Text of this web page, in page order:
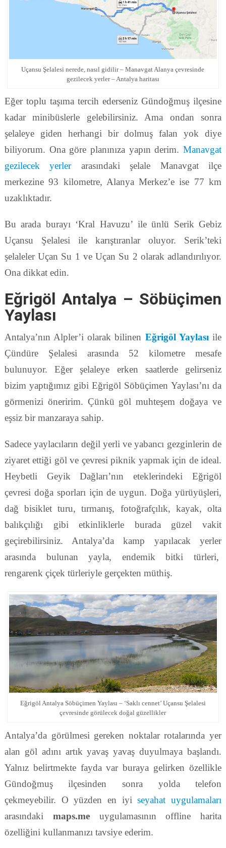
Uçansu Şelalesi nerede, nasıl gidilir – Manavgat Alanya çevresinde
gezilecek yerler – Antalya haritası
Eğer toplu taşıma tercih ederseniz Gündoğmuş ilçesine
kadar minibüslerle gelebilirsiniz. Ama ondan sonra
şelaleye giden herhangi bir dolmuş falan yok diye
biliyorum. Ona göre planınıza yapın derim.Manavgat
gezilecek yerlerarasındaki şelale Manavgat ilçe
merkezine 93 kilometre, Alanya Merkez’e ise 77 km
uzaklıktadır.
Bu arada burayı ‘Kral Havuzu’ ile ünlü Serik Gebiz
Uçansu Şelalesi ile karıştıranlar oluyor. Serik’teki
şelaleler Uçan Su 1 ve Uçan Su 2 olarak adlandırılıyor.
Ona dikkat edin.
Eğrigöl Antalya – Söbüçimen
Yaylası
Antalya’nın Alpler’i olarak bilinen Eğrigöl Yaylası ile
Çündüre Şelalesi arasında 52 kilometre mesafe
bulunuyor. Eğer şelaleye erken saatlerde gelirseniz
bizim yaptığımız gibi Eğrigöl Söbüçimen Yaylası’nı da
görmenizi öneririm. Çünkü göl muhteşem doğaya ve
eşsiz bir manzaraya sahip.
Sadece yaylacıların değil yerli ve yabancı gezginlerin de
ziyaret ettiği göl ve çevresi piknik yapmak için de ideal.
Heybetli Geyik Dağları’nın eteklerindeki Eğrigöl
çevresi doğa sporları için de uygun. Doğa yürüyüşleri,
dağ bisiklet turu, tırmanış, fotoğrafçılık, kayak, olta
balıkçılığı gibi etkinliklerle burada güzel vakit
geçirebilirsiniz. Antalya’da kamp yapılacak yerler
arasında bulunan yayla, endemik bitki türleri,
rengarenk çiçek türleriyle gerçekten müthiş.
Eğrigöl Antalya Söbüçimen Yaylası – ‘Saklı cennet’ Uçansu Şelalesi
çevresinde görülecek doğal güzellikler
Antalya’da görülmesi gereken noktalar rotalarında yer
alan göl adını artık yavaş yavaş duyulmaya başlandı.
Yalnız belirtmekte fayda var buraya gelirken özellikle
Gündoğmuş ilçesinden sonra yolda telefon
çekmeyebilir. O yüzden en iyiseyahat uygulamaları
arasındaki maps.meuygulamasının offline harita
özelliğini kullanmanızı tavsiye ederim.